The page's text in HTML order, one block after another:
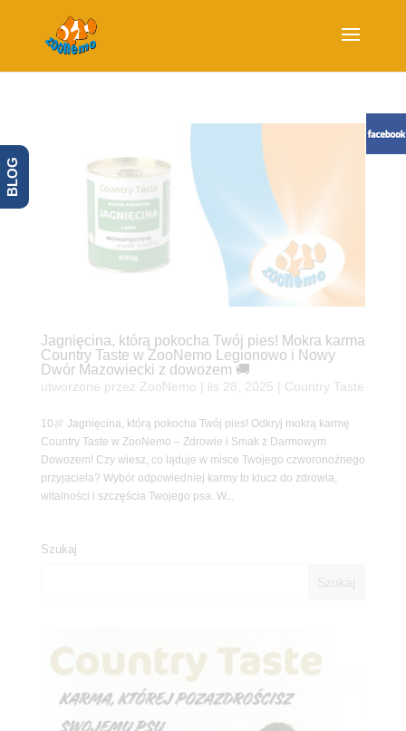
Jagnięcina, którą pokocha Twój pies! Mokra karma
Country Taste w ZooNemo Legionowo i Nowy
Dwór Mazowiecki z dowozem 🚚
utworzone przez ZooNemo lis 28, 2025 Country Taste
10🍖 Jagnięcina, którą pokocha Twój pies! Odkryj mokrą karmę
Country Taste w ZooNemo – Zdrowie i Smak z Darmowym
Dowozem! Czy wiesz, co ląduje w misce Twojego czworonożnego
przyjaciela? Wybór odpowiedniej karmy to klucz do zdrowia,
witalności i szczęścia Twojego psa. W...
Szukaj
BLOG